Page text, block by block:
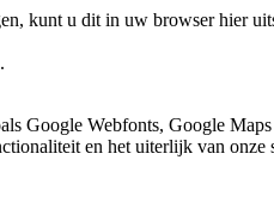
kunt u dit in uw browser hier
Google Webfonts, Google
en het uiterlijk van